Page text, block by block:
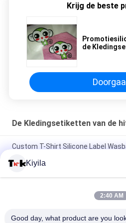
Krijg de beste
de
De Kledingsetiketten van de
Custom T-Shirt Silicone Label
Custom Mould Injection Silicone
Silicone Logo Warm Transfer
Kiyila
2:40 AM
Good day, what product are you